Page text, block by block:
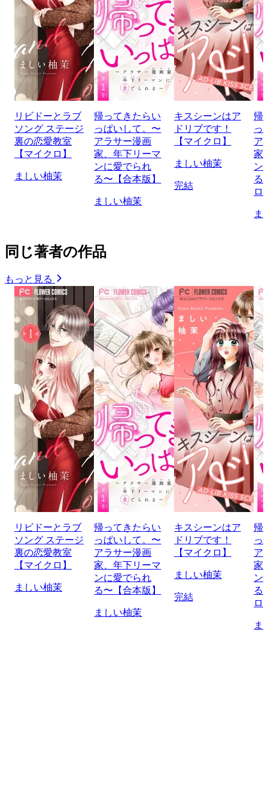
リビドーとラブ
ソング ステージ
裏の恋愛教室
【マイクロ】
ましい柚茉
帰ってきたらい
っぱいして。〜
アラサー漫画
家、年下リーマ
ンに愛でられ
る〜【合本版】
ましい柚茉
キスシーンはア
ドリブです！
【マイクロ】
ましい柚茉
完結
帰
っ
ア
家
ン
る
ロ
ま
同じ著者の作品
もっと見る
リビドーとラブ
ソング ステージ
裏の恋愛教室
【マイクロ】
ましい柚茉
帰ってきたらい
っぱいして。〜
アラサー漫画
家、年下リーマ
ンに愛でられ
る〜【合本版】
ましい柚茉
キスシーンはア
ドリブです！
【マイクロ】
ましい柚茉
完結
帰
っ
ア
家
ン
る
ロ
ま